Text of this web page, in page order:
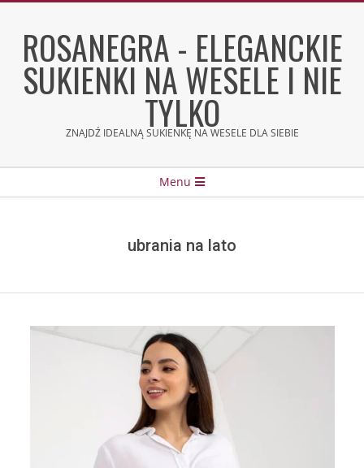
contentROSANEGRA - ELEGANCKIE
SUKIENKI NA WESELE I NIE
TYLKO
ZNAJDŹ IDEALNĄ SUKIENKĘ NA WESELE DLA SIEBIE
Menu
ubrania na lato